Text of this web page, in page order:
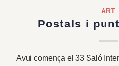
ART
Postals i
Avui comença el 33 Saló